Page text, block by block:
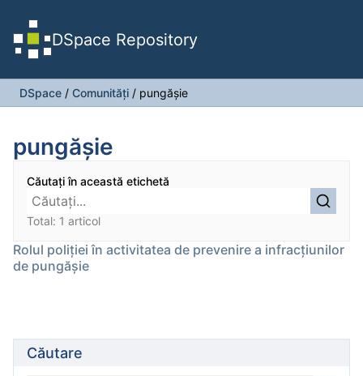
DSpace Repository
DSpace / Comunități / pungăşie
pungăşie
Căutați în această etichetă
Total: 1 articol
Rolul poliţiei în activitatea de prevenire a infracţiunilor
de pungăşie
Căutare